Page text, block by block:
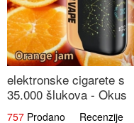
elektronske cigarete s
35.000 šlukova - Okus
Narančinog Džema |
757 Prodano Recenzije